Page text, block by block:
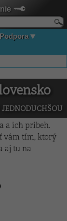
Podpora
a ich príbeh.
vám tím, ktorý
aj tu na